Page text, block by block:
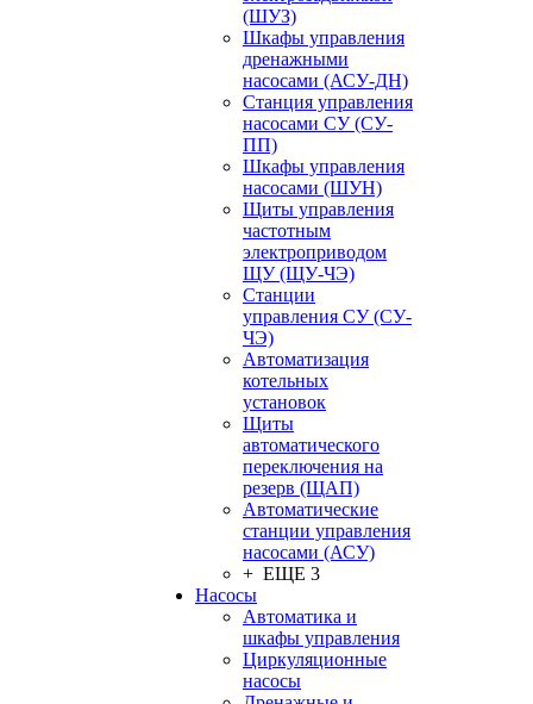
(ШУЗ)
Шкафы управления
дренажными
насосами (АСУ-ДН)
Станция управления
насосами СУ (СУ-
ПП)
Шкафы управления
насосами (ШУН)
Щиты управления
частотным
электроприводом
ЩУ (ЩУ-ЧЭ)
Станции
управления СУ (СУ-
ЧЭ)
Автоматизация
котельных
установок
Щиты
автоматического
переключения на
резерв (ЩАП)
Автоматические
станции управления
насосами (АСУ)
+ ЕЩЕ 3
Насосы
Автоматика и
шкафы управления
Циркуляционные
насосы